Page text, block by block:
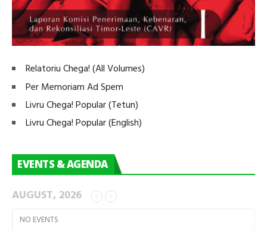
Relatoriu Chega! (All Volumes)
Per Memoriam Ad Spem
Livru Chega! Popular (Tetun)
Livru Chega! Popular (English)
EVENTS & AGENDA
AUGUST, 2026
NO EVENTS